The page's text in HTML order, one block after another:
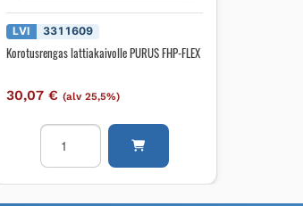
LVI 3311609
Korotusrengas lattiakaivolle PURUS FHP-FLEX
30,07 € (alv 25,5%)
Korotusrengas
lattiakaivolle
PURUS